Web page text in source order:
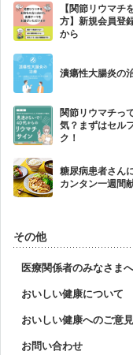
【関節リウマチ
方】新規会員登
から
潰瘍性大腸炎の
関節リウマチっ
気？まずはセル
ク！
糖尿病患者さん
カンタン一週間
その他
医療関係者のみなさまへ
おいしい健康について
おいしい健康へのご意見
お問い合わせ